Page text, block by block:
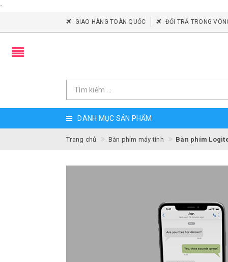
-
GIAO HÀNG TOÀN QUỐC ĐỔI TRẢ TRONG
DANH MỤC SẢN PHẨM
Trang chủ Bàn phím máy tính Bàn phím